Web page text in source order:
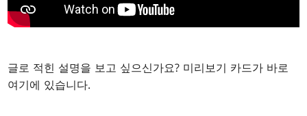
글로 적힌 설명을 보고 싶으신가요? 미리보기 카드가 바로
여기에 있습니다.